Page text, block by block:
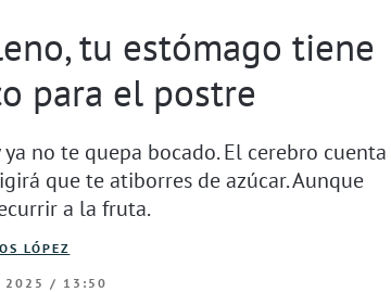
tu estómago tiene
para el postre
no te quepa bocado. El cerebro cuenta
que te atiborres de azúcar. Aunque
a la fruta.
LÓPEZ
2025 / 13:50